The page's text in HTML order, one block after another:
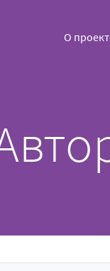
О